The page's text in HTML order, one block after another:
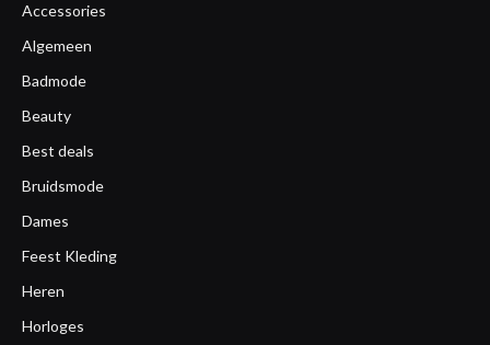
Accessories
Algemeen
Badmode
Beauty
Best deals
Bruidsmode
Dames
Feest Kleding
Heren
Horloges